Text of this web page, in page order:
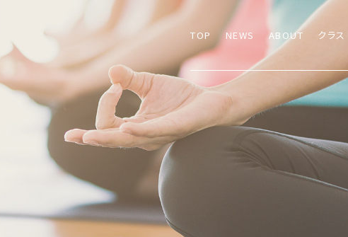
TOP NEWS ABOUT クラス